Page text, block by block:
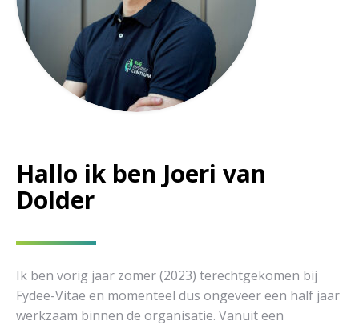
Hallo ik ben Joeri van
Dolder
Ik ben vorig jaar zomer (2023) terechtgekomen bij
Fydee-Vitae en momenteel dus ongeveer een half jaar
werkzaam binnen de organisatie. Vanuit een